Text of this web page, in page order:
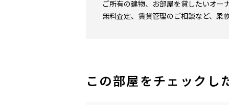
ご所有の建物、お部屋を貸したいオー
無料査定、賃貸管理のご相談など、柔
この部屋をチェックし